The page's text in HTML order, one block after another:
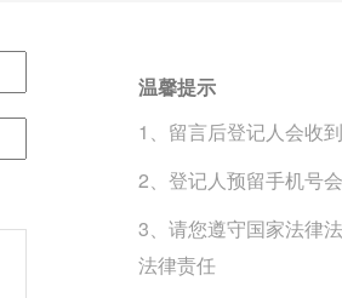
温馨提示
1、留言后登记人会收
2、登记人预留手机号
3、请您遵守国家法律
法律责任